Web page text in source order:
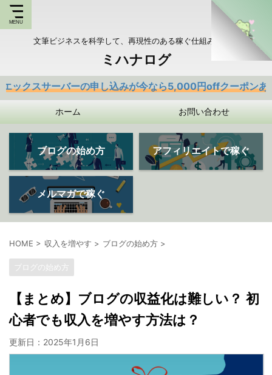
文筆ビジネスを科学して、再現性のある稼ぐ仕組みを持つ
ミハナログ
バーの申し込みが今なら5,000円offクーポンあり
ホーム お問い合わせ
ブログの始め方 アフィリエイトで稼ぐ
メルマガで稼ぐ
HOME > 収入を増やす > ブログの始め方 >
ブログの始め方
【まとめ】ブログの収益化は難しい？ 初
心者でも収入を増やす方法は？
更新日： 2025年1月6日